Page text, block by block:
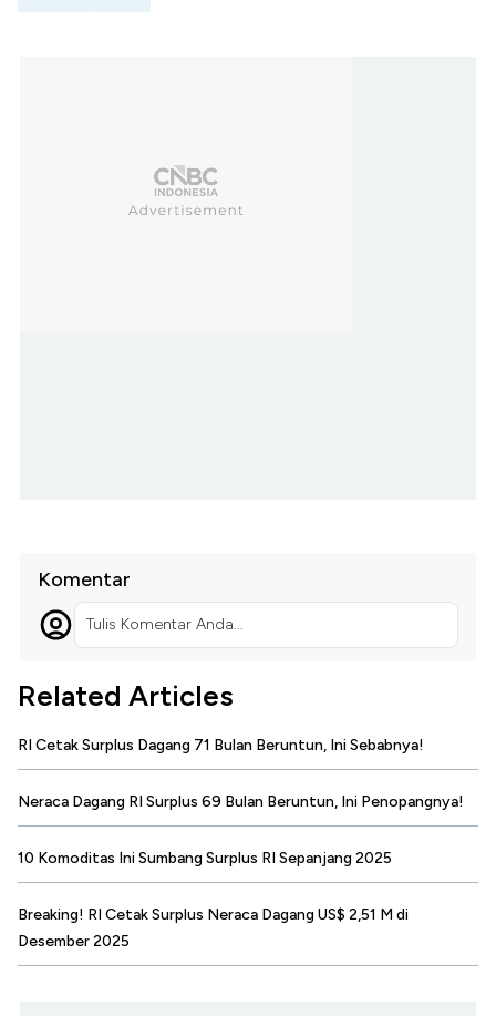
Komentar
Tulis Komentar Anda...
Related Articles
RI Cetak Surplus Dagang 71 Bulan Beruntun, Ini Sebabnya!
Neraca Dagang RI Surplus 69 Bulan Beruntun, Ini Penopangnya!
10 Komoditas Ini Sumbang Surplus RI Sepanjang 2025
Breaking! RI Cetak Surplus Neraca Dagang US$ 2,51 M di
Desember 2025